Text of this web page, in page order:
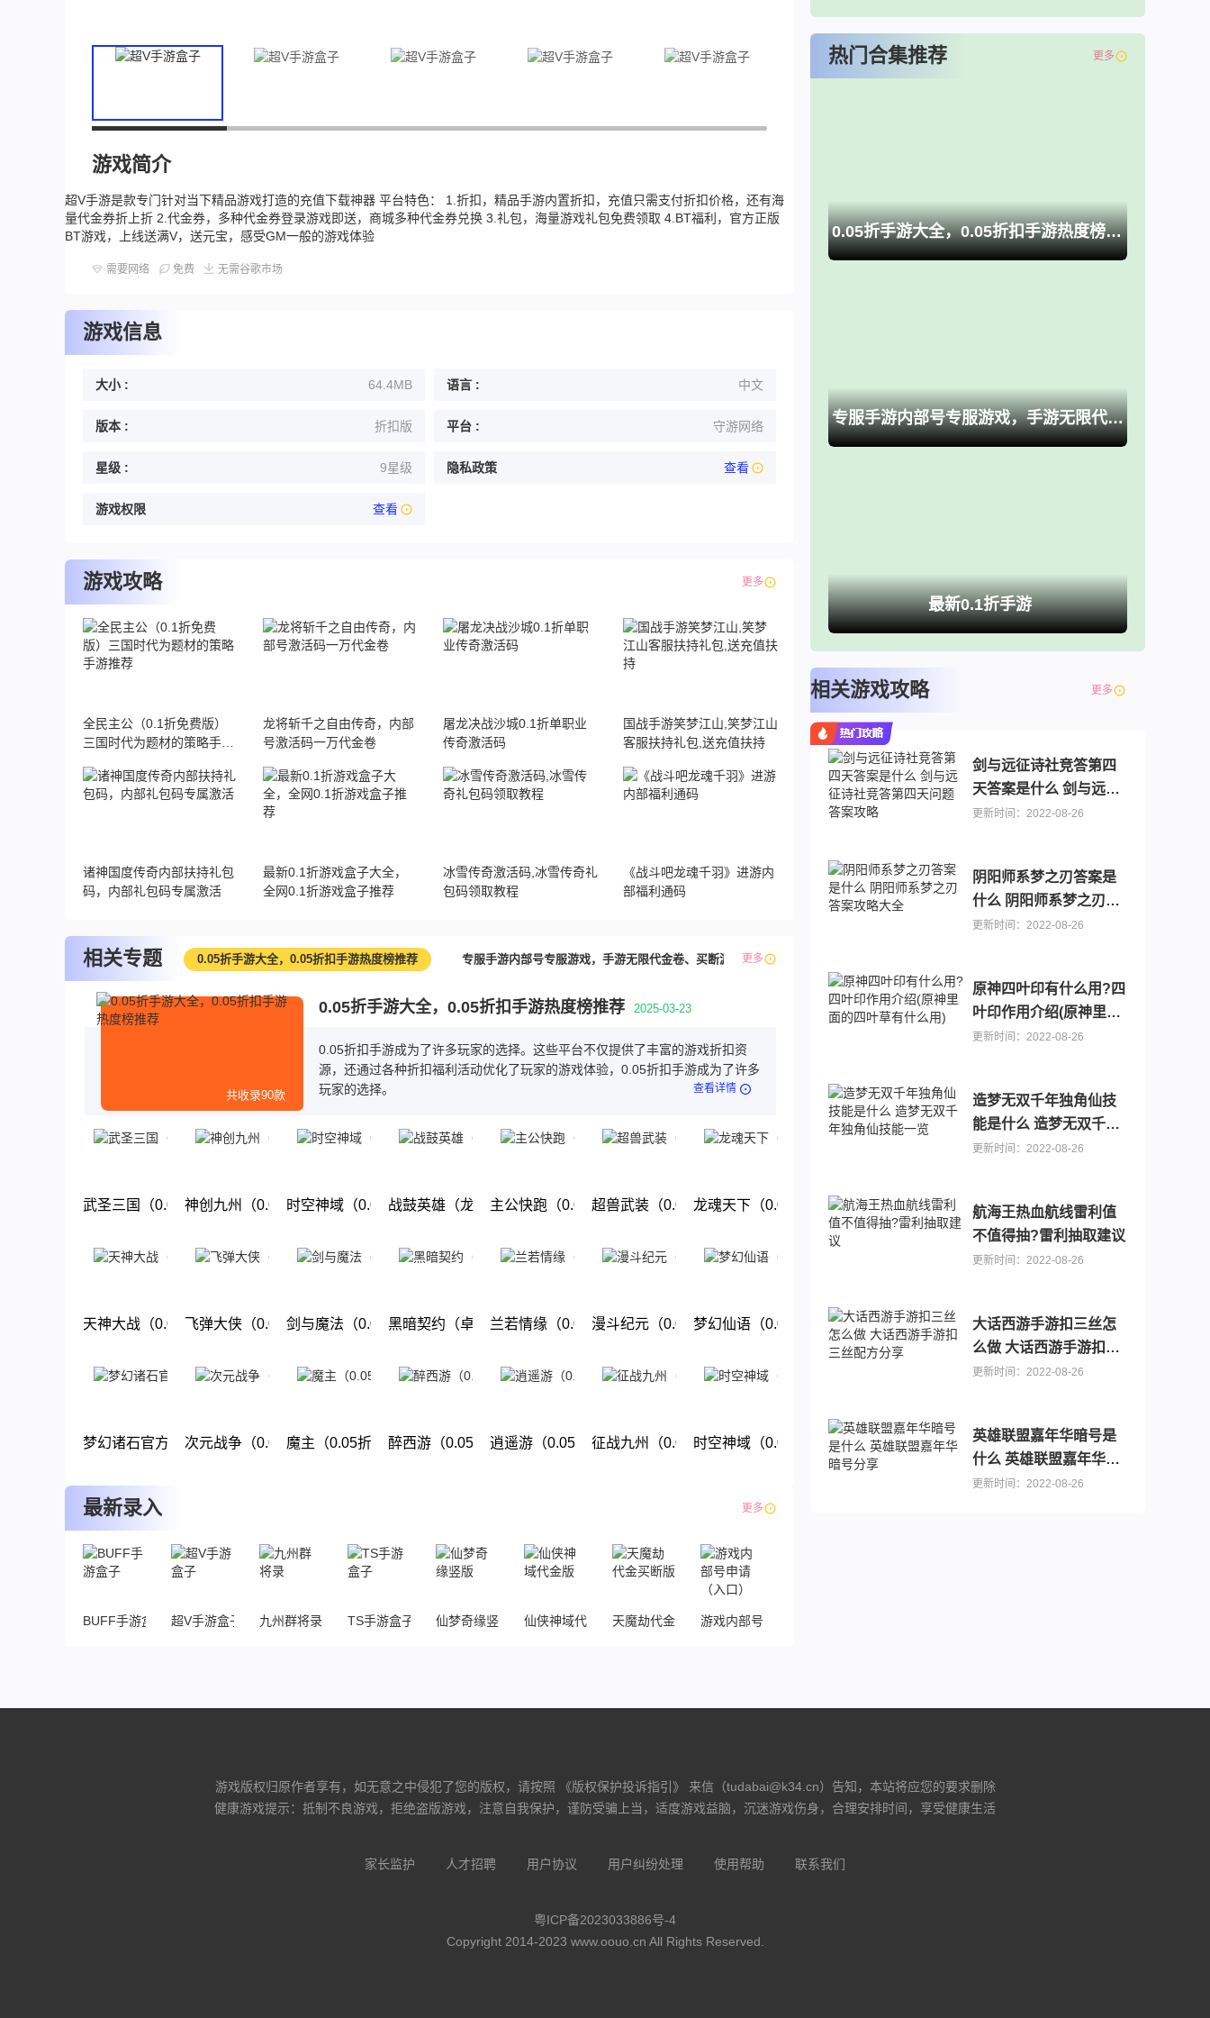
游戏简介
超V手游是款专门针对当下精品游戏打造的充值下载神器 平台特色： 1.折扣，精品手游内置折扣，充值只需支付折扣价格，还有海
量代金券折上折 2.代金券，多种代金券登录游戏即送，商城多种代金券兑换 3.礼包，海量游戏礼包免费领取 4.BT福利，官方正版
BT游戏，上线送满V，送元宝，感受GM一般的游戏体验
需要网络 免费 无需谷歌市场
游戏信息
大小 : 64.4MB 语言 : 中文
版本 : 折扣版 平台 : 守游网络
星级 : 9星级 隐私政策 查看
游戏权限 查看
游戏攻略 更多
全民主公（0.1折免费版）
三国时代为题材的策略手游
龙将斩千之自由传奇，内部
号激活码一万代金卷
屠龙决战沙城0.1折单职业
传奇激活码
国战手游笑梦江山,笑梦江山
客服扶持礼包,送充值扶持
诸神国度传奇内部扶持礼包
码，内部礼包码专属激活
最新0.1折游戏盒子大全，
全网0.1折游戏盒子推荐
冰雪传奇激活码,冰雪传奇礼
包码领取教程
《战斗吧龙魂千羽》进游内
部福利通码
相关专题 更多
0.05折手游大全，0.05折扣手游热度榜推荐 专服手游内部号专服游戏，手游无限代金卷、买断游戏
共收录90款
0.05折手游大全，0.05折扣手游热度榜推荐 2025-03-23
0.05折扣手游成为了许多玩家的选择。这些平台不仅提供了丰富的游戏折扣资
源，还通过各种折扣福利活动优化了玩家的游戏体验，0.05折扣手游成为了许多
玩家的选择。
查看详情
武圣三国（0.05小霸王送代金）
下载
神创九州（0.05折西游修仙记）
下载
时空神域（0.05折地下城）
下载
战鼓英雄（龙珠0.05折免费版）
下载
主公快跑（0.05折千元福利版）
下载
超兽武装（0.05折送稀有精灵）（宝可梦）
下载
龙魂天下（0.05折终身元宝卡）
下载
天神大战（0.05折圣言后传）
下载
飞弹大侠（0.05折6480免费版）
下载
剑与魔法（0.05折送强力英雄）
下载
黑暗契约（卓越回归0.05折）
下载
兰若情缘（0.05折免费版）
下载
漫斗纪元（0.05折鬼畜服）
下载
梦幻仙语（0.05折6480免费版）
下载
梦幻诸石官方版（0.05折免单版）
次元战争（0.05折天天酷跑）
魔主（0.05折幽暗纪元）醉西游（0.05折单单免单）逍遥游（0.05折大圣游）征战九州（0.05折九州巅峰）时空神域（0.05折幻想之旅）
最新录入 更多
BUFF手游盒子 超V手游盒子 九州群将录 TS手游盒子 仙梦奇缘竖版 仙侠神域代金版 天魔劫代金买断版游戏内部号申请（入口）
热门合集推荐 更多
0.05折手游大全，0.05折扣手游热度榜推荐
专服手游内部号专服游戏，手游无限代金卷、买断游戏
最新0.1折手游
相关游戏攻略 更多
剑与远征诗社竞答第四
天答案是什么 剑与远征
诗社竞答第四天问题答
更新时间：2022-08-26
阴阳师系梦之刃答案是
什么 阴阳师系梦之刃答
案攻略大全
更新时间：2022-08-26
原神四叶印有什么用?四
叶印作用介绍(原神里面
的四叶草有什么用)
更新时间：2022-08-26
造梦无双千年独角仙技
能是什么 造梦无双千年
独角仙技能一览
更新时间：2022-08-26
航海王热血航线雷利值
不值得抽?雷利抽取建议
更新时间：2022-08-26
大话西游手游扣三丝怎
么做 大话西游手游扣三
丝配方分享
更新时间：2022-08-26
英雄联盟嘉年华暗号是
什么 英雄联盟嘉年华暗
号分享
更新时间：2022-08-26
游戏版权归原作者享有，如无意之中侵犯了您的版权，请按照 《版权保护投诉指引》 来信（tudabai@k34.cn）告知，本站将应您的要求删除
健康游戏提示：抵制不良游戏，拒绝盗版游戏，注意自我保护，谨防受骗上当，适度游戏益脑，沉迷游戏伤身，合理安排时间，享受健康生活
家长监护 人才招聘 用户协议 用户纠纷处理 使用帮助 联系我们
粤ICP备2023033886号-4
Copyright 2014-2023 www.oouo.cn All Rights Reserved.